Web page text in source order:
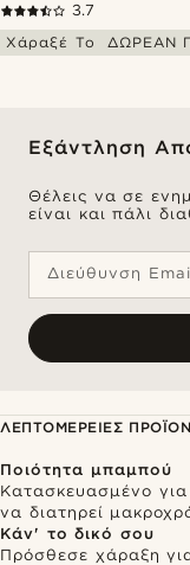
3.7
Χάραξέ Το
ΔΩΡΕΑΝ
Εξάντληση
Θέλεις να σε
είναι και πάλι
Διεύθυνση
ΛΕΠΤΟΜΈΡΕΙΕΣ
Ποιότητα μπαμπού
Κατασκευασμένο για
να διατηρεί
Κάν' το δικό σου
Πρόσθεσε χάραξη